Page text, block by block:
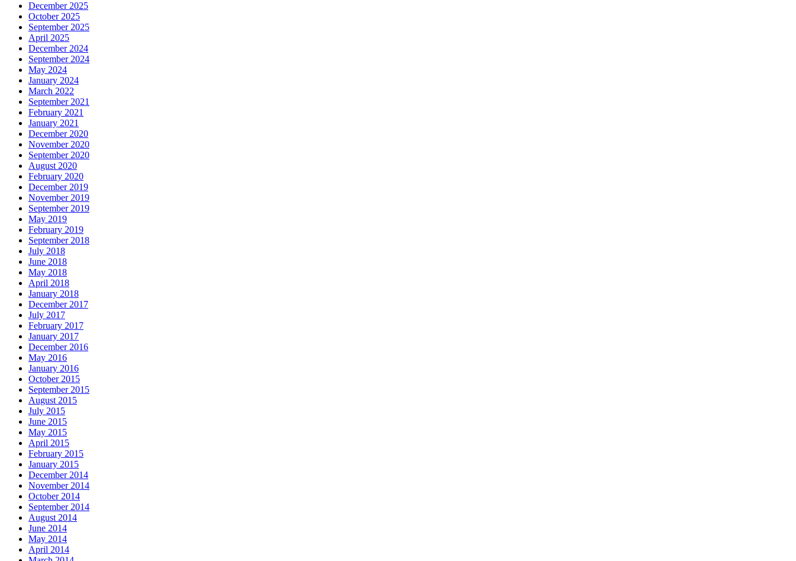
December 2025
October 2025
September 2025
April 2025
December 2024
September 2024
May 2024
January 2024
March 2022
September 2021
February 2021
January 2021
December 2020
November 2020
September 2020
August 2020
February 2020
December 2019
November 2019
September 2019
May 2019
February 2019
September 2018
July 2018
June 2018
May 2018
April 2018
January 2018
December 2017
July 2017
February 2017
January 2017
December 2016
May 2016
January 2016
October 2015
September 2015
August 2015
July 2015
June 2015
May 2015
April 2015
February 2015
January 2015
December 2014
November 2014
October 2014
September 2014
August 2014
June 2014
May 2014
April 2014